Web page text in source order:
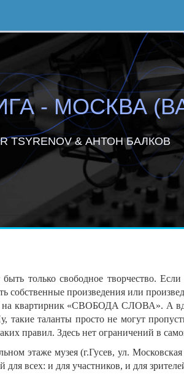
- МОСКВА
TSYRENOV & АНТОН БАЛКОВ
только свободное творчество. Если
собственные произведения или
на квартирник «СВОБОДА СЛОВА». А
таланты просто не могут
правил. Здесь нет ограничений в
этаже музея (г.Гусев, ул.
всех: и для участников, и для